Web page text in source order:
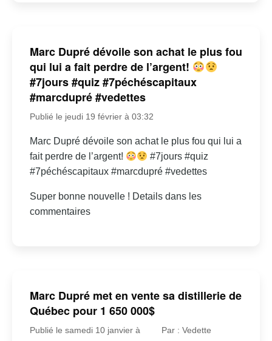
Marc Dupré dévoile son achat le plus fou
qui lui a fait perdre de l’argent!
#7jours #quiz #7péchéscapitaux
#marcdupré #vedettes
Publié le jeudi 19 février à 03:32
Marc Dupré dévoile son achat le plus fou qui lui a
fait perdre de l’argent!
#7jours #quiz
#7péchéscapitaux #marcdupré #vedettes
Super bonne nouvelle ! Details dans les
commentaires
Marc Dupré met en vente sa distillerie de
Québec pour 1 650 000$
Publié le samedi 10 janvier à
Par : Vedette